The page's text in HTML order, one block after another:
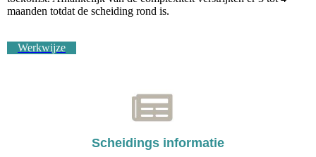
maanden totdat de scheiding rond is.
Werkwijze
Scheidings informatie